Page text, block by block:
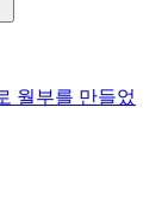
월부를 만들었